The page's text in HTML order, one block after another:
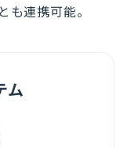
も連携可能。
ム